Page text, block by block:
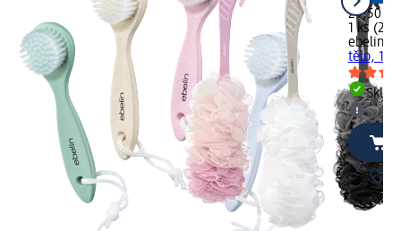
29,50 Kč
1 ks
ebelin
tělo, 1 ks